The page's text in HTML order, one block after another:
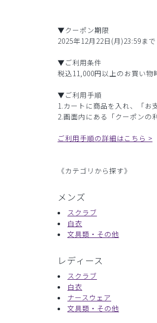
▼クーポン期限
2025年12月22日(月)23:59まで
▼ご利用条件
税込11,000円以上のお買い物
▼ご利用手順
1.カートに商品を入れ、「お
2.画面内にある「クーポンの
ご利用手順の詳細はこちら >
《カテゴリから探す》
メンズ
スクラブ
白衣
文具類・その他
レディース
スクラブ
白衣
ナースウェア
文具類・その他